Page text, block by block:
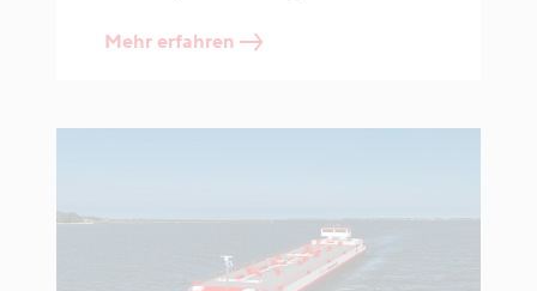
Mehr erfahren